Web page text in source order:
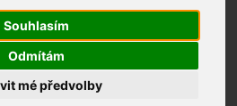
Souhlasím
Odmítám
mé předvolby